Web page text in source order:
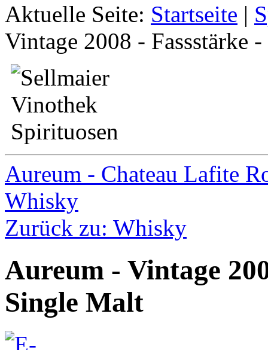
Aktuelle Seite: Startseite |
Vintage 2008 - Fassstärke
Aureum - Chateau Lafite
Whisky
Zurück zu: Whisky
Aureum - Vintage
Single Malt